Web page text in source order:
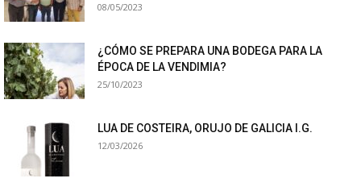
08/05/2023
¿CÓMO SE PREPARA UNA BODEGA PARA LA
ÉPOCA DE LA VENDIMIA?
25/10/2023
LUA DE COSTEIRA, ORUJO DE GALICIA I.G.
12/03/2026